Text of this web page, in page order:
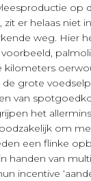
op
er helaas niet
weg. Hier
kilometers
grote
van
het
om
een flinke
handen van
incentive